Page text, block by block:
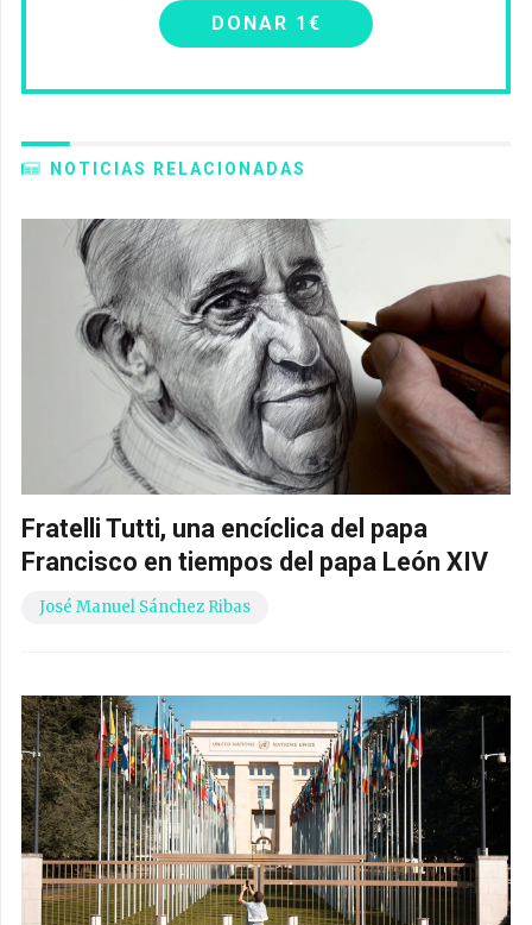
DONAR 1€
NOTICIAS RELACIONADAS
Fratelli Tutti, una encíclica del papa
Francisco en tiempos del papa León XIV
José Manuel Sánchez Ribas